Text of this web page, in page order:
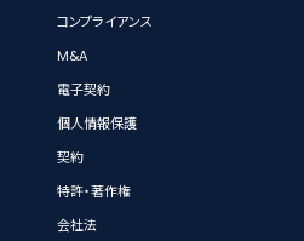
コンプライアンス
M&A
電子契約
個人情報保護
契約
特許・著作権
会社法